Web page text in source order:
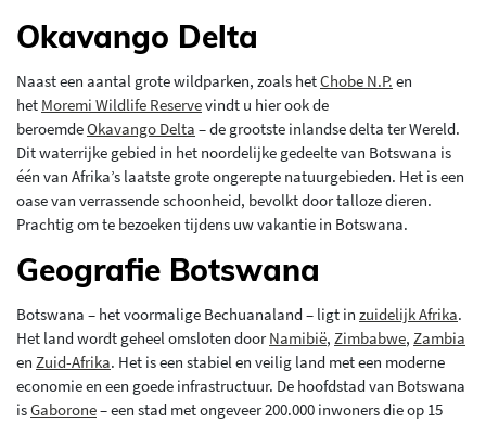
Okavango Delta
Naast een aantal grote wildparken, zoals hetChobe N.P. en
het Moremi Wildlife Reservevindt u hier ook de
beroemdeOkavango Delta – de grootste inlandse delta ter Wereld.
Dit waterrijke gebied in het noordelijke gedeelte van Botswana is
één van Afrika’s laatste grote ongerepte natuurgebieden. Het is een
oase van verrassende schoonheid, bevolkt door talloze dieren.
Prachtig om te bezoeken tijdens uw vakantie in Botswana.
Geografie Botswana
Botswana – het voormalige Bechuanaland – ligt in zuidelijk Afrika.
Het land wordt geheel omsloten doorNamibië, Zimbabwe, Zambia
en Zuid-Afrika. Het is een stabiel en veilig land met een moderne
economie en een goede infrastructuur. De hoofdstad van Botswana
isGaborone– een stad met ongeveer 200.000 inwoners die op 15